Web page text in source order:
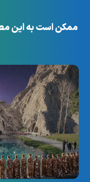
ممکن است به این